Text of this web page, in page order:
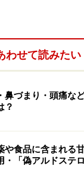
当社、各ガイド、
を負いかねます。
1/
わせて読みたい
鼻づまり・頭痛な
？
や食品に含まれる
・「偽アルドステ